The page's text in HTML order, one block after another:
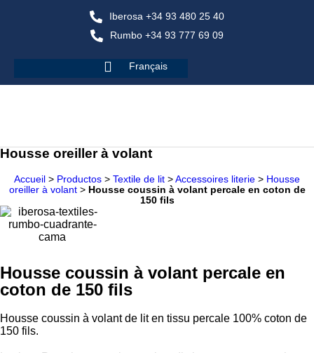
Iberosa +34 93 480 25 40
Rumbo +34 93 777 69 09
Français
Housse oreiller à volant
Accueil > Productos > Textile de lit > Accessoires literie > Housse
oreiller à volant> Housse coussin à volant percale en coton de
150 fils
Housse coussin à volant percale en
coton de 150 fils
Housse coussin à volant de lit en tissu percale 100% coton de
150 fils.